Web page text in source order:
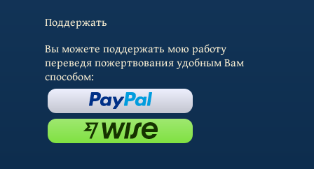
Поддержать
Вы можете поддержать мою работу
переведя пожертвования удобным Вам
способом: